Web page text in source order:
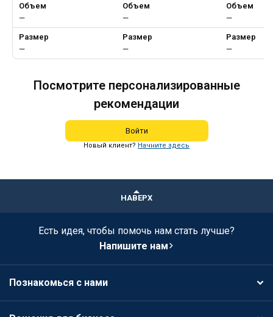
Объем
—
Объем
—
Объем
—
Размер
—
Размер
—
Размер
—
Посмотрите персонализированные
рекомендации
Войти
Новый клиент? Начните здесь
НАВЕРХ
Есть идея, чтобы помочь нам стать лучше?
Напишите нам
Познакомься с нами